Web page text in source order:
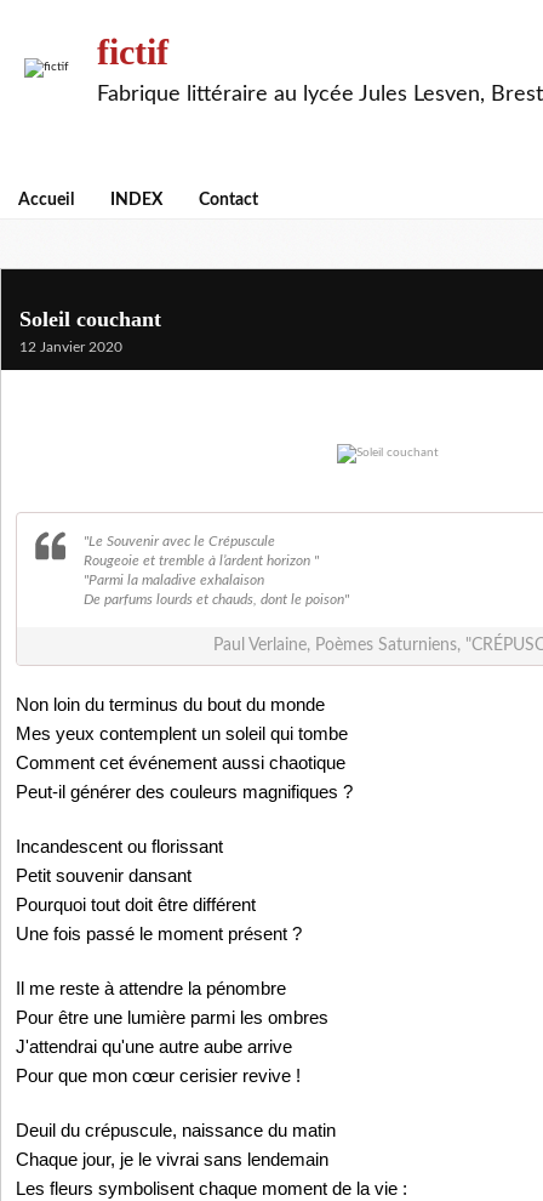
fictif
Fabrique littéraire au lycée Jules Lesven, Brest
Accueil INDEX Contact
Soleil couchant
12 Janvier 2020
"Le Souvenir avec le Crépuscule
Rougeoie et tremble à l’ardent horizon "
"Parmi la maladive exhalaison
De parfums lourds et chauds, dont le poison"
Paul Verlaine, Poèmes Saturniens,
Non loin du terminus du bout du monde
Mes yeux contemplent un soleil qui tombe
Comment cet événement aussi chaotique
Peut-il générer des couleurs magnifiques ?
Incandescent ou florissant
Petit souvenir dansant
Pourquoi tout doit être différent
Une fois passé le moment présent ?
Il me reste à attendre la pénombre
Pour être une lumière parmi les ombres
J'attendrai qu'une autre aube arrive
Pour que mon cœur cerisier revive !
Deuil du crépuscule, naissance du matin
Chaque jour, je le vivrai sans lendemain
Les fleurs symbolisent chaque moment de la vie :